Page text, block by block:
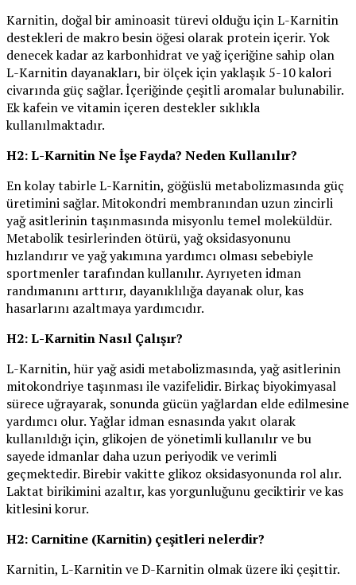
Karnitin, doğal bir aminoasit türevi olduğu için L-Karnitin
destekleri de makro besin öğesi olarak protein içerir. Yok
denecek kadar az karbonhidrat ve yağ içeriğine sahip olan
L-Karnitin dayanakları, bir ölçek için yaklaşık 5-10 kalori
civarında güç sağlar. İçeriğinde çeşitli aromalar bulunabilir.
Ek kafein ve vitamin içeren destekler sıklıkla
kullanılmaktadır.
H2: L-Karnitin Ne İşe Fayda? Neden Kullanılır?
En kolay tabirle L-Karnitin, göğüslü metabolizmasında güç
üretimini sağlar. Mitokondri membranından uzun zincirli
yağ asitlerinin taşınmasında misyonlu temel moleküldür.
Metabolik tesirlerinden ötürü, yağ oksidasyonunu
hızlandırır ve yağ yakımına yardımcı olması sebebiyle
sportmenler tarafından kullanılır. Ayrıyeten idman
randımanını arttırır, dayanıklılığa dayanak olur, kas
hasarlarını azaltmaya yardımcıdır.
H2: L-Karnitin Nasıl Çalışır?
L-Karnitin, hür yağ asidi metabolizmasında, yağ asitlerinin
mitokondriye taşınması ile vazifelidir. Birkaç biyokimyasal
sürece uğrayarak, sonunda gücün yağlardan elde edilmesine
yardımcı olur. Yağlar idman esnasında yakıt olarak
kullanıldığı için, glikojen de yönetimli kullanılır ve bu
sayede idmanlar daha uzun periyodik ve verimli
geçmektedir. Birebir vakitte glikoz oksidasyonunda rol alır.
Laktat birikimini azaltır, kas yorgunluğunu geciktirir ve kas
kitlesini korur.
H2: Carnitine (Karnitin) çeşitleri nelerdir?
Karnitin, L-Karnitin ve D-Karnitin olmak üzere iki çeşittir.